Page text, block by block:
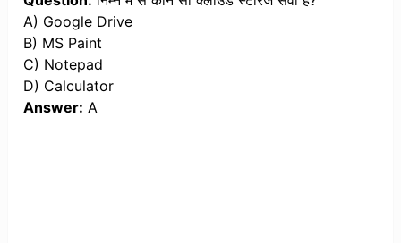
A) Google Drive
B) MS Paint
C) Notepad
D) Calculator
Answer: A